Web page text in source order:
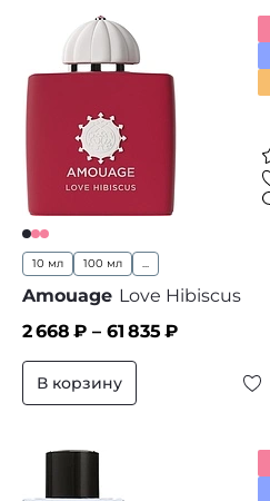
10 мл 100 мл ...
Amouage Love Hibiscus
2 668 ₽ – 61 835 ₽
В корзину